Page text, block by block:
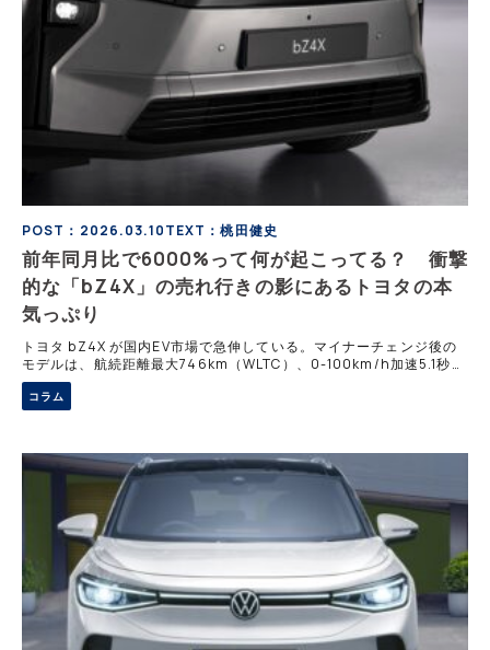
POST：2026.03.10TEXT：桃田健史
前年同月比で6000%って何が起こってる？ 衝撃
的な「bZ4X」の売れ行きの影にあるトヨタの本
気っぷり
トヨタ bZ4X が国内EV市場で急伸している。マイナーチェンジ後の
モデルは、航続距離最大746km（WLTC）、0-100km/h加速5.1秒と
大幅に進化を果たしている。補助金効果も追い風に、販売は首位へと
昇りつめた。トヨタEVの現在地を探る。
コラム